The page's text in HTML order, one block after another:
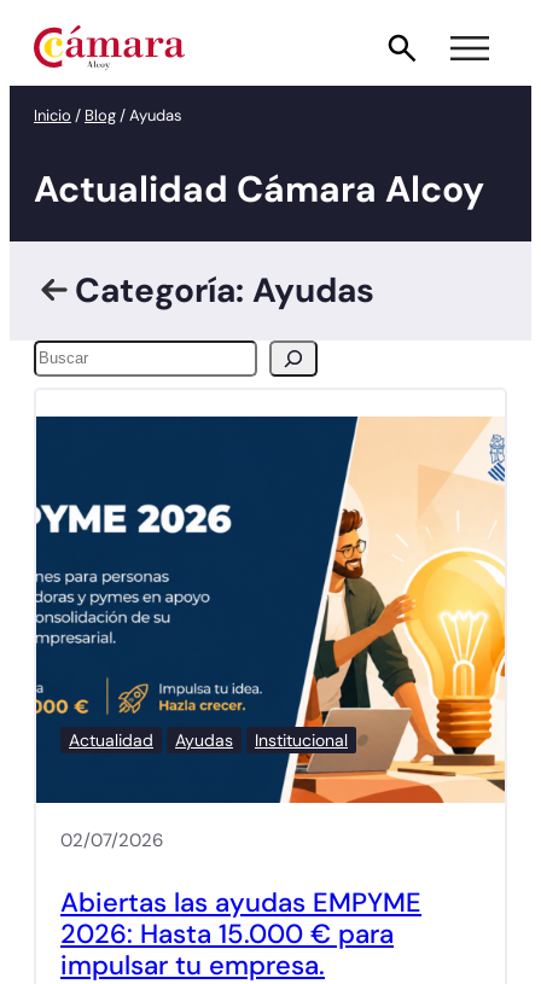
Inicio / Blog/Ayudas
Actualidad Cámara Alcoy
Categoría: Ayudas
Buscar
Actualidad Ayudas Institucional
02/07/2026
Abiertas las ayudas EMPYME
2026: Hasta 15.000 € para
impulsar tu empresa.